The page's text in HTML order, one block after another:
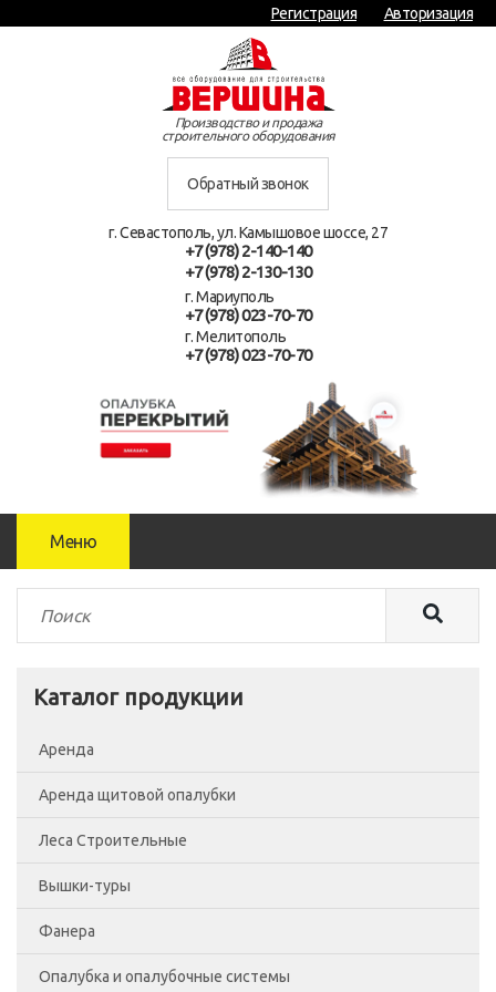
Регистрация Авторизация
Производство и продажа
строительного оборудования
Обратный звонок
г. Севастополь, ул. Камышовое шоссе, 27
+7 (978) 2-140-140
+7 (978) 2-130-130
г. Мариуполь
+7 (978) 023-70-70
г. Мелитополь
+7 (978) 023-70-70
Меню
Каталог продукции
Аренда
Аренда щитовой опалубки
Леса Строительные
Леса рамные
Помосты
Сетка фасадная
Вышки-туры
Вышка-тура ВСП-250/0.7
Вышка-тура ВСП-250/1.2
Фанера
Фанера Россия
Опалубка и опалубочные системы